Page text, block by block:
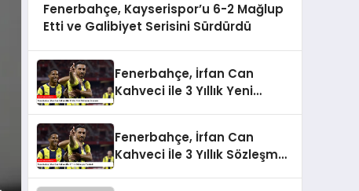
Fenerbahçe, Kayserispor’u 6-2 Mağlup
Etti ve Galibiyet Serisini Sürdürdü
Fenerbahçe, İrfan Can
Kahveci ile 3 Yıllık Yeni
Fenerbahçe, İrfan Can
Kahveci İle 3 Yıllık Sözleşme